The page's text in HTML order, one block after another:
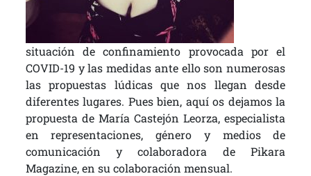
situación de confinamiento provocada por el
COVID-19 y las medidas ante ello son numerosas
las propuestas lúdicas que nos llegan desde
diferentes lugares. Pues bien, aquí os dejamos la
propuesta de María Castejón Leorza, especialista
en representaciones, género y medios de
comunicación y colaboradora de Pikara
Magazine, en su colaboración mensual.